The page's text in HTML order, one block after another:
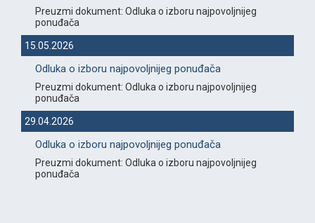
Preuzmi dokument: Odluka o izboru najpovoljnijeg
ponuđača
15.05.2026
Odluka o izboru najpovoljnijeg ponuđača
Preuzmi dokument: Odluka o izboru najpovoljnijeg
ponuđača
29.04.2026
Odluka o izboru najpovoljnijeg ponuđača
Preuzmi dokument: Odluka o izboru najpovoljnijeg
ponuđača